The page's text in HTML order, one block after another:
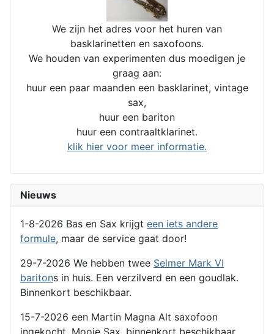
We zijn het adres voor het huren van
basklarinetten en saxofoons.
We houden van experimenten dus moedigen je
graag aan:
huur een paar maanden een basklarinet, vintage
sax,
huur een bariton
huur een contraaltklarinet.
klik hier voor meer informatie.
Nieuws
1-8-2026 Bas en Sax krijgt een iets andere
formule, maar de service gaat door!
29-7-2026 We hebben twee Selmer Mark VI
baritons in huis. Een verzilverd en een goudlak.
Binnenkort beschikbaar.
15-7-2026 een Martin Magna Alt saxofoon
ingekocht. Mooie Sax, binnenkort beschikbaar